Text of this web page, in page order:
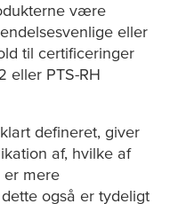
være
eller
til certificeringer
eller PTS-RH
defineret, giver
af, hvilke af
er mere
også er tydeligt